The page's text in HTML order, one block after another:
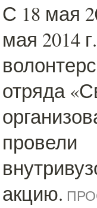
С 18 мая
мая 2014
отряда
провели
акцию.